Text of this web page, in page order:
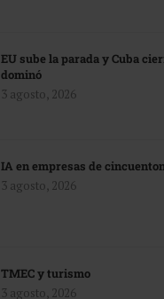
EU sube la parada y Cuba
dominó
3 agosto, 2026
IA en empresas de
3 agosto, 2026
TMEC y turismo
3 agosto, 2026